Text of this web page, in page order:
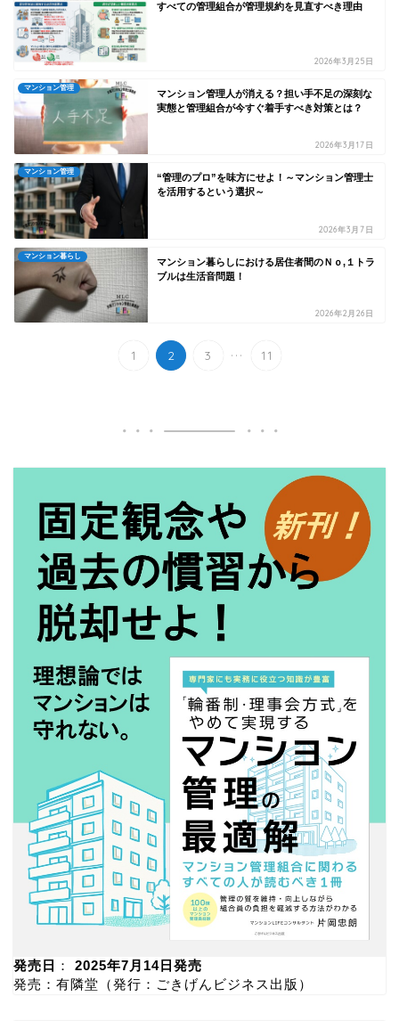
すべての管理組合が管理規約を見直すべき理由
2026年3月25日
マンション管理
マンション管理人が消える？担い手不足の深刻な
実態と管理組合が今すぐ着手すべき対策とは？
2026年3月17日
マンション管理
“管理のプロ”を味方にせよ！～マンション管理士
を活用するという選択～
2026年3月7日
マンション暮らし
マンション暮らしにおける居住者間のＮｏ,１トラ
ブルは生活音問題！
2026年2月26日
1 2 3 ... 11
発売日 ： 2025年7月14日発売
発売：有隣堂（発行：ごきげんビジネス出版）